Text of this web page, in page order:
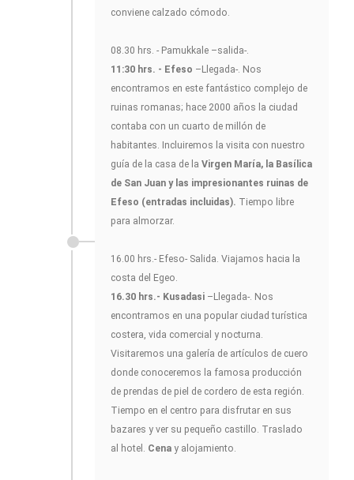
conviene calzado cómodo.
08.30 hrs. - Pamukkale –salida-.
11:30 hrs. - Efeso –Llegada-. Nos
encontramos en este fantástico complejo de
ruinas romanas; hace 2000 años la ciudad
contaba con un cuarto de millón de
habitantes. Incluiremos la visita con nuestro
guía de la casa de la Virgen María, la Basílica
de San Juan y las impresionantes ruinas de
Efeso (entradas incluidas). Tiempo libre
para almorzar.
16.00 hrs.- Efeso- Salida. Viajamos hacia la
costa del Egeo.
16.30 hrs.- Kusadasi –Llegada-. Nos
encontramos en una popular ciudad turística
costera, vida comercial y nocturna.
Visitaremos una galería de artículos de cuero
donde conoceremos la famosa producción
de prendas de piel de cordero de esta región.
Tiempo en el centro para disfrutar en sus
bazares y ver su pequeño castillo. Traslado
al hotel. Cena y alojamiento.